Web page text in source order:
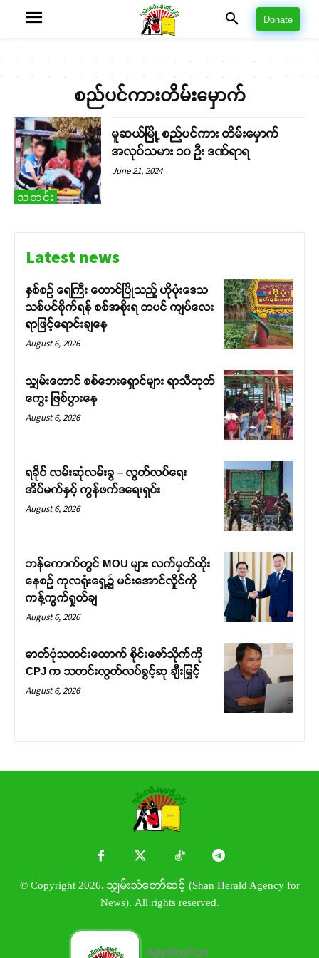
Donate
စည်ပင်ကားတိမ်းမှောက်
သတင်း
မူဆယ်မြို့ စည်ပင်ကား တိမ်းမှောက်
အလုပ်သမား ၁၀ ဦး ဒဏ်ရာရ
June 21, 2024
Latest news
နှစ်စဉ် ရေကြီး တောင်ပြိုသည့် ဟိုပုံးဒေသ
သစ်ပင်စိုက်ရန် စစ်အစိုးရ တပင် ကျပ်လေး
ရာဖြင့်ရောင်းချနေ
August 6, 2026
သျှမ်းတောင် စစ်ဘေးရှောင်များ ရာသီတုတ်
ကွေး ဖြစ်ပွားနေ
August 6, 2026
ရခိုင် လမ်းဆုံလမ်းခွ – လွတ်လပ်ရေး
အိပ်မက်နှင့် ကွန်ဖက်ဒရေးရှင်း
August 6, 2026
ဘန်ကောက်တွင် MOU များ လက်မှတ်ထိုး
နေစဉ် ကုလရုံးရှေ့၌ မင်းအောင်လှိုင်ကို
ကန့်ကွက်ရှုတ်ချ
August 6, 2026
ဓာတ်ပုံသတင်းထောက် စိုင်းဇော်သိုက်ကို
CPJ က သတင်းလွတ်လပ်ခွင့်ဆု ချီးမြှင့်
August 6, 2026
© Copyright 2026. သျှမ်းသံတော်ဆင့် (Shan Herald Agency for
News). All rights reserved.